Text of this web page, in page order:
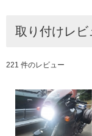
取り付けレビ
221 件のレビュー